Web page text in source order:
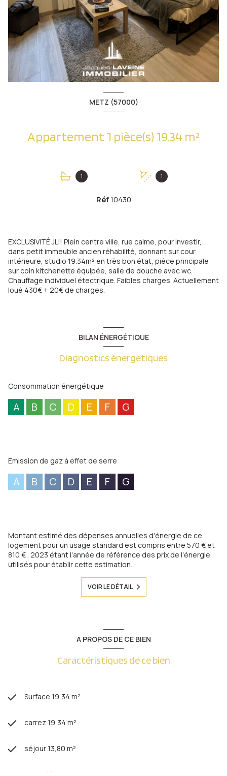
METZ (57000)
Appartement 1 pièce(s) 19.34 m²
1 1
Réf10430
EXCLUSIVITÉ JLI! Plein centre ville, rue calme, pour investir,
dans petit immeuble ancien réhabilité, donnant sur cour
intérieure, studio 19.34m² en très bon état, pièce principale
sur coin kitchenette équipée, salle de douche avec wc.
Chauffage individuel étectrique. Faibles charges. Actuellement
loué 430€ + 20€ de charges.
BILAN ÉNERGÉTIQUE
Diagnostics énergetiques
Consommation énergétique
A B C D E F G
Emission de gaz à effet de serre
A B C D E F G
Montant estimé des dépenses annuelles d'énergie de ce
logement pour un usage standard est compris entre 570 € et
810 € . 2023 étant l'année de référence des prix de l'énergie
utilisés pour établir cette estimation.
VOIR LE DÉTAIL
A PROPOS DE CE BIEN
Caractéristiques de ce bien
Surface 19,34 m²
carrez 19,34 m²
séjour 13,80 m²
1 salle(s) de bain